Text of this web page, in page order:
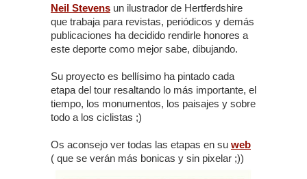
Neil Stevens un ilustrador de Hertferdshire
que trabaja para revistas, periódicos y demás
publicaciones ha decidido rendirle honores a
este deporte como mejor sabe, dibujando.
Su proyecto es bellísimo ha pintado cada
etapa del tour resaltando lo más importante, el
tiempo, los monumentos, los paisajes y sobre
todo a los ciclistas ;)
Os aconsejo ver todas las etapas en su web
( que se verán más bonicas y sin pixelar ;))